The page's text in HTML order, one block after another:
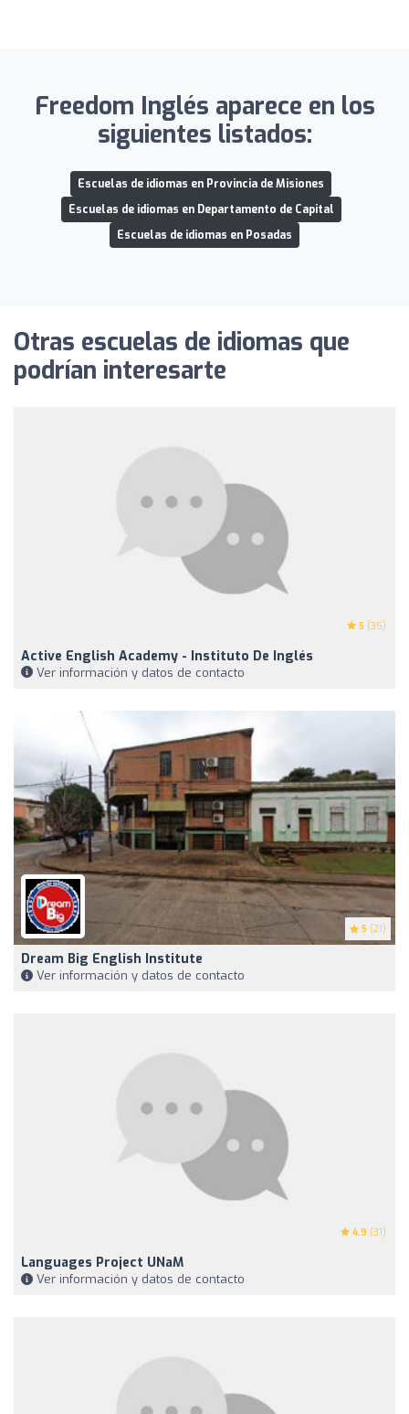
Freedom Inglés aparece en los
siguientes listados:
Escuelas de idiomas en Provincia de Misiones
Escuelas de idiomas en Departamento de Capital
Escuelas de idiomas en Posadas
Otras escuelas de idiomas que
podrían interesarte
5 (35)
Active English Academy - Instituto De Inglés
Ver información y datos de contacto
5 (21)
Dream Big English Institute
Ver información y datos de contacto
4.9 (31)
Languages ​​project UNaM
Ver información y datos de contacto